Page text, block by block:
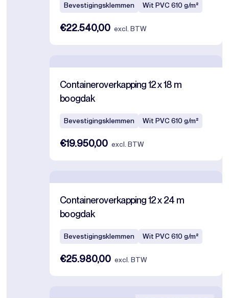
Bevestigingsklemmen Wit PVC 610 g/m²
€22.540,00 excl. BTW
Containeroverkapping 12 x 18 m
boogdak
Bevestigingsklemmen Wit PVC 610 g/m²
€19.950,00 excl. BTW
Containeroverkapping 12 x 24 m
boogdak
Bevestigingsklemmen Wit PVC 610 g/m²
€25.980,00 excl. BTW